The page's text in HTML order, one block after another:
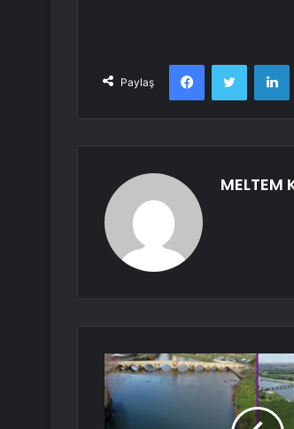
Paylaş
FacebookTwitter
MELTEM